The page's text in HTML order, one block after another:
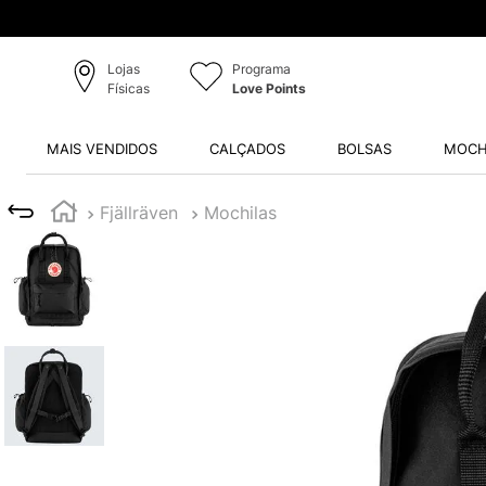
Lojas
Físicas
Programa
Love Points
MAIS VENDIDOS CALÇADOS BOLSAS
Fjällräven Mochilas